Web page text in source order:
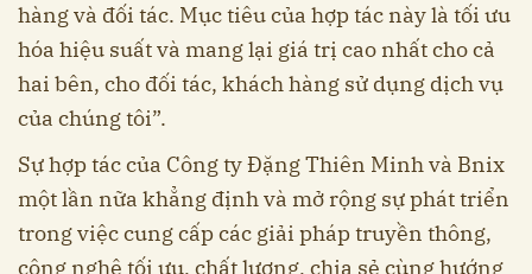
hàng và đối tác. Mục tiêu của hợp tác này là tối ưu
hóa hiệu suất và mang lại giá trị cao nhất cho cả
hai bên, cho đối tác, khách hàng sử dụng dịch vụ
của chúng tôi”.
Sự hợp tác của Công ty Đặng Thiên Minh và Bnix
một lần nữa khẳng định và mở rộng sự phát triển
trong việc cung cấp các giải pháp truyền thông,
công nghệ tối ưu, chất lượng, chia sẻ cùng hướng